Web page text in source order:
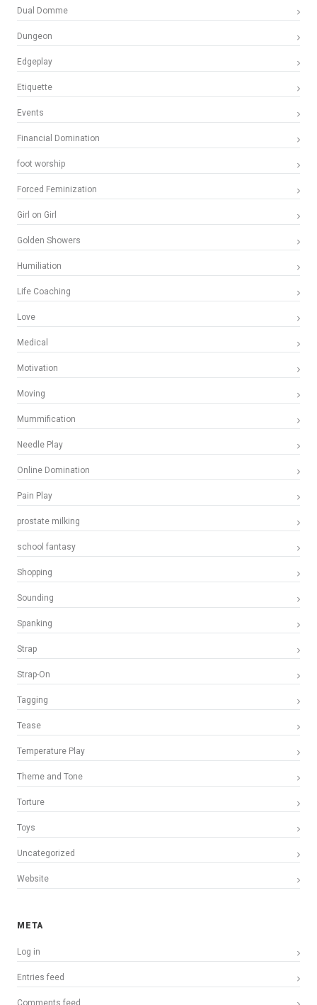
Dual Domme
Dungeon
Edgeplay
Etiquette
Events
Financial Domination
foot worship
Forced Feminization
Girl on Girl
Golden Showers
Humiliation
Life Coaching
Love
Medical
Motivation
Moving
Mummification
Needle Play
Online Domination
Pain Play
prostate milking
school fantasy
Shopping
Sounding
Spanking
Strap
Strap-On
Tagging
Tease
Temperature Play
Theme and Tone
Torture
Toys
Uncategorized
Website
META
Log in
Entries feed